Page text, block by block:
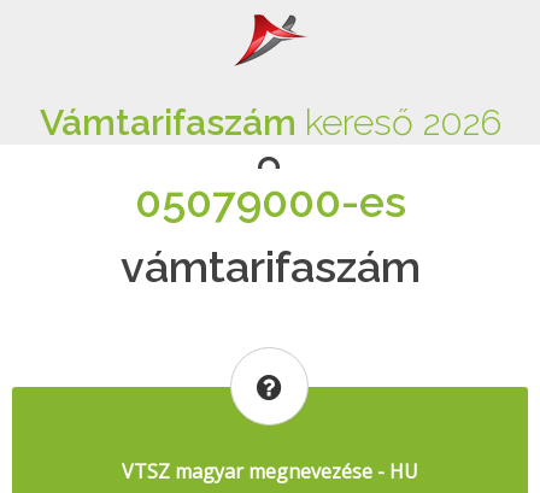
Vámtarifaszám kereső 2026
05079000-es
vámtarifaszám
VTSZ magyar megnevezése - HU